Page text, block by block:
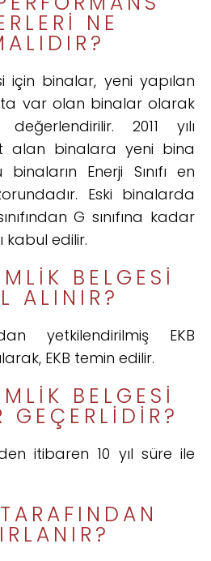
NE
için binalar, yeni yapılan
var olan binalar olarak
2011 yılı
alan binalara yeni bina
Enerji Sınıfı en
Eski binalarda
G sınıfına kadar
kabul edilir.
BELGESI
ALINIR?
yetkilendirilmiş EKB
EKB temin edilir.
BELGESI
GEÇERLIDIR?
itibaren 10 yıl süre ile